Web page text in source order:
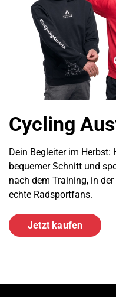
Cycling
Dein Begleiter im Herbst:
bequemer Schnitt und
nach dem Training, in
echte Radsportfans.
Jetzt kaufen